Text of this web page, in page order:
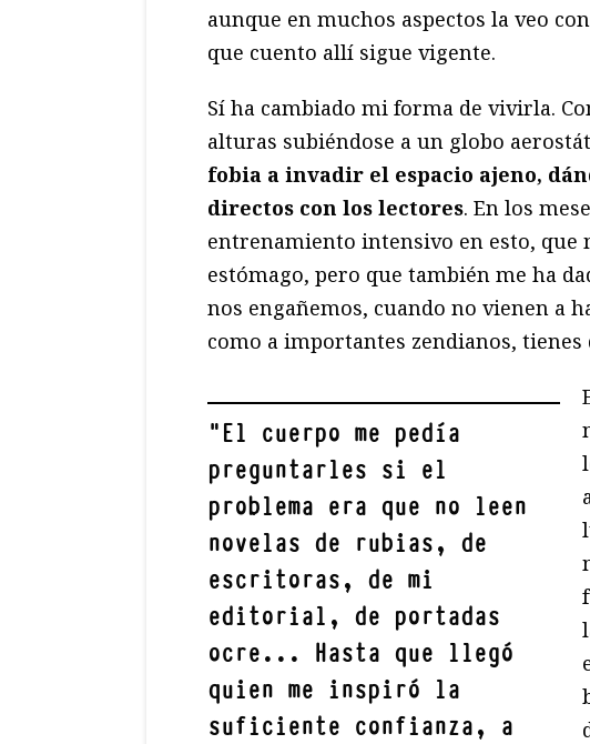
aunque en muchos aspectos la veo
que cuento allí sigue vigente.
Sí ha cambiado mi forma de vivirla.
alturas subiéndose a un globo
fobia a invadir el espacio ajeno,
directos con los lectores. En los
entrenamiento intensivo en esto, que
estómago, pero que también me ha
nos engañemos, cuando no vienen a
como a importantes zendianos,
"El cuerpo me pedía
preguntarles si el
problema era que no leen
novelas de rubias, de
escritoras, de mi
editorial, de portadas
ocre... Hasta que llegó
quien me inspiró la
suficiente confianza, a